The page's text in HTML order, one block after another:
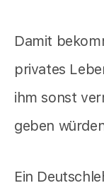
Damit
privates
ihm sonst
geben
Ein